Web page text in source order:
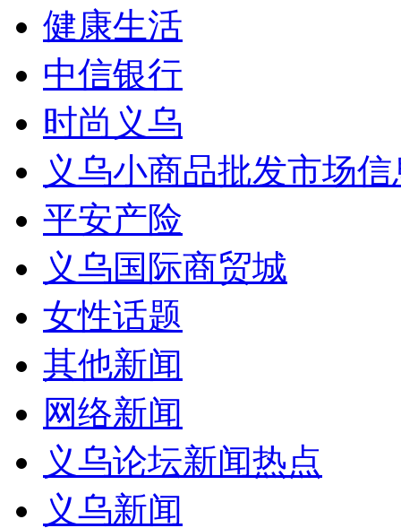
健康生活
中信银行
时尚义乌
义乌小商品批发市场
平安产险
义乌国际商贸城
女性话题
其他新闻
网络新闻
义乌论坛新闻热点
义乌新闻